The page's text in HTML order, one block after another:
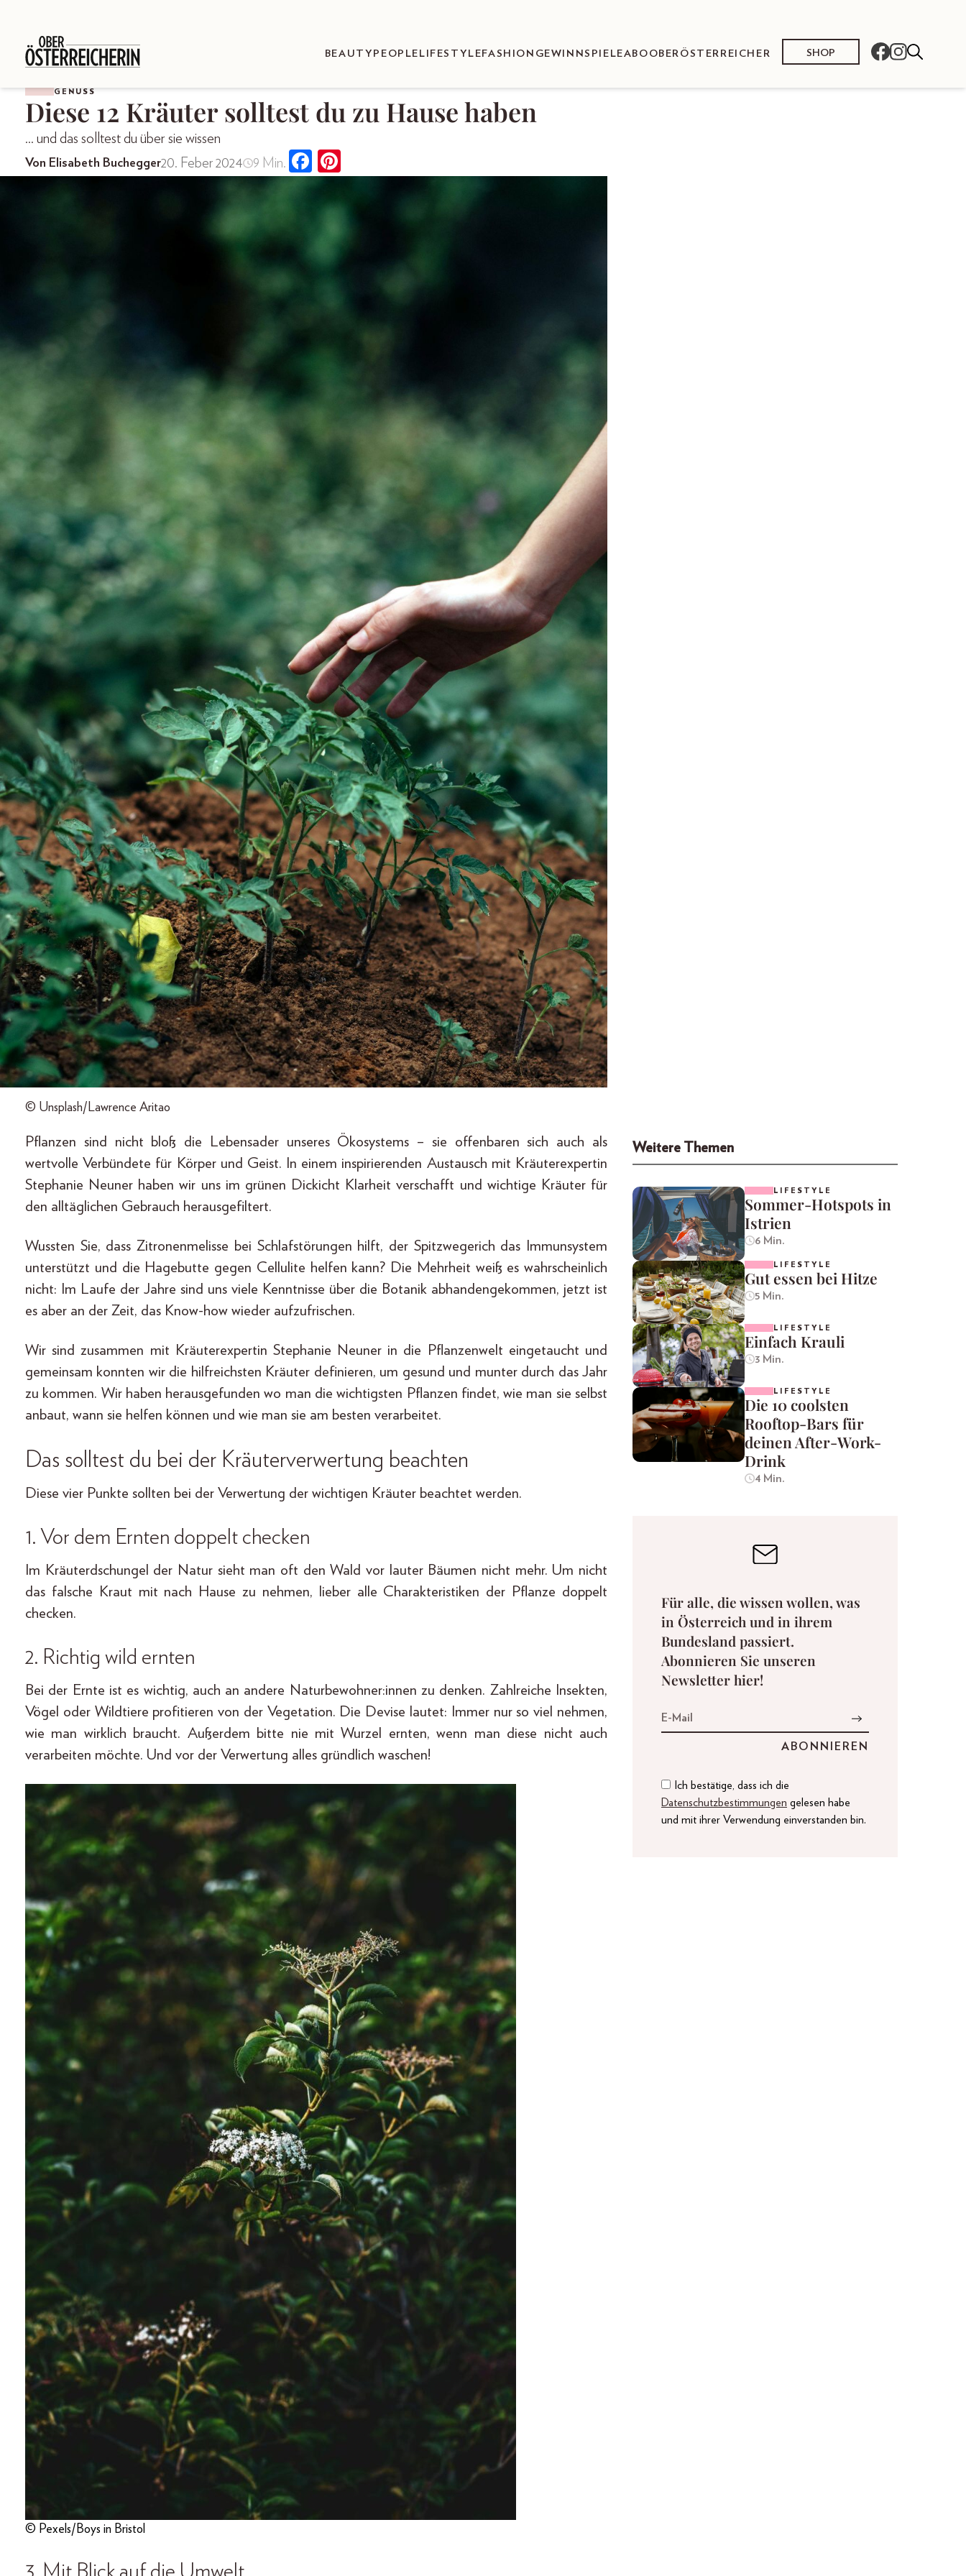
BEAUTY PEOPLE LIFESTYLEFASHION GEWINNSPIELEABO OBERÖSTERREICHER SHOP
GENUSS
Diese 12 Kräuter solltest du zu Hause haben
... und das solltest du über sie wissen
Von Elisabeth Buchegger20. Feber 2024 9 Min.
© Unsplash/Lawrence Aritao
Pflanzen sind nicht bloß die Lebensader unseres Ökosystems – sie offenbaren sich auch als
wertvolle Verbündete für Körper und Geist. In einem inspirierenden Austausch mit Kräuterexpertin
Stephanie Neuner haben wir uns im grünen Dickicht Klarheit verschafft und wichtige Kräuter für
den alltäglichen Gebrauch herausgefiltert.
Wussten Sie, dass Zitronenmelisse bei Schlafstörungen hilft, der Spitzwegerich das Immunsystem
unterstützt und die Hagebutte gegen Cellulite helfen kann? Die Mehrheit weiß es wahrscheinlich
nicht: Im Laufe der Jahre sind uns viele Kenntnisse über die Botanik abhandengekommen, jetzt ist
es aber an der Zeit, das Know-how wieder aufzufrischen.
Wir sind zusammen mit Kräuterexpertin Stephanie Neuner in die Pflanzenwelt eingetaucht und
gemeinsam konnten wir die hilfreichsten Kräuter definieren, um gesund und munter durch das Jahr
zu kommen. Wir haben herausgefunden wo man die wichtigsten Pflanzen findet, wie man sie selbst
anbaut, wann sie helfen können und wie man sie am besten verarbeitet.
Das solltest du bei der Kräuterverwertung beachten
Diese vier Punkte sollten bei der Verwertung der wichtigen Kräuter beachtet werden.
1. Vor dem Ernten doppelt checken
Im Kräuterdschungel der Natur sieht man oft den Wald vor lauter Bäumen nicht mehr. Um nicht
das falsche Kraut mit nach Hause zu nehmen, lieber alle Charakteristiken der Pflanze doppelt
checken.
2. Richtig wild ernten
Bei der Ernte ist es wichtig, auch an andere Naturbewohner:innen zu denken. Zahlreiche Insekten,
Vögel oder Wildtiere profitieren von der Vegetation. Die Devise lautet: Immer nur so viel nehmen,
wie man wirklich braucht. Außerdem bitte nie mit Wurzel ernten, wenn man diese nicht auch
verarbeiten möchte. Und vor der Verwertung alles gründlich waschen!
© Pexels/Boys in Bristol
3. Mit Blick auf die Umwelt
Weitere Themen
LIFESTYLE
Sommer-Hotspots in
Istrien
6 Min.
LIFESTYLE
Gut essen bei Hitze
5 Min.
LIFESTYLE
Einfach Krauli
3 Min.
LIFESTYLE
Die 10 coolsten
Rooftop-Bars für
deinen After-Work-
Drink
4 Min.
Für alle, die wissen wollen, was
in Österreich und in ihrem
Bundesland passiert.
Abonnieren Sie unseren
Newsletter hier!
Ich bestätige, dass ich die
Datenschutzbestimmungen gelesen habe
und mit ihrer Verwendung einverstanden bin.